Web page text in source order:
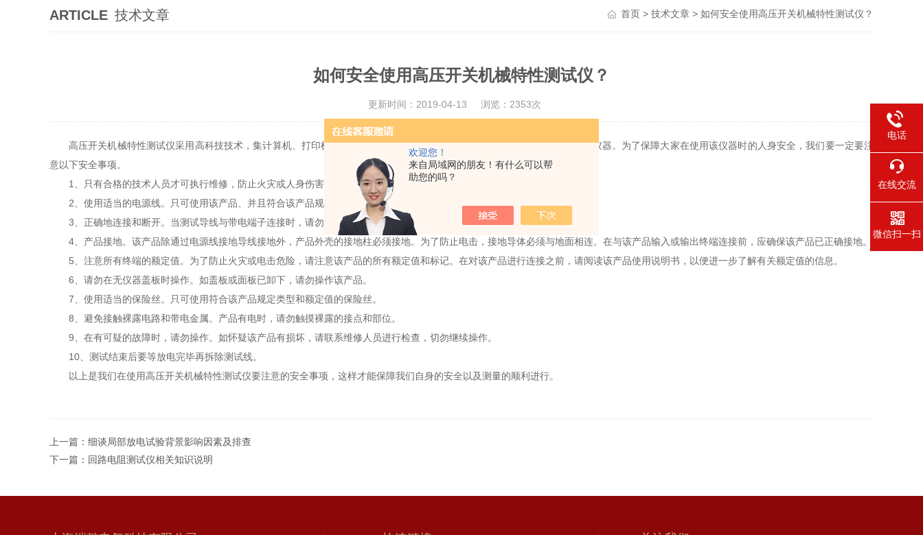
欢迎您！
来自局域网的朋友！有什么可以帮
助您的吗？
ARTICLE 技术文章 首页 > 技术文章 > 如何安全使用高压开关机械特性测试仪？
如何安全使用高压开关机械特性测试仪？
更新时间：2019-04-13 浏览：2353次
高压开关机械特性测试仪采用高科技技术，集计算机、打印机、测量接口电路、操作电源等于一体，是高压断路器检测的新仪器。为了保障大家在使用该仪器时的人身安全，我们要一定要注
意以下安全事项。
1、只有合格的技术人员才可执行维修，防止火灾或人身伤害。
2、使用适当的电源线。只可使用该产品、并且符合该产品规格的电源线。
3、正确地连接和断开。当测试导线与带电端子连接时，请勿随意连接或断开测试导线。
4、产品接地。该产品除通过电源线接地导线接地外，产品外壳的接地柱必须接地。为了防止电击，接地导体必须与地面相连。在与该产品输入或输出终端连接前，应确保该产品已正确接地。
5、注意所有终端的额定值。为了防止火灾或电击危险，请注意该产品的所有额定值和标记。在对该产品进行连接之前，请阅读该产品使用说明书，以便进一步了解有关额定值的信息。
6、请勿在无仪器盖板时操作。如盖板或面板已卸下，请勿操作该产品。
7、使用适当的保险丝。只可使用符合该产品规定类型和额定值的保险丝。
8、避免接触裸露电路和带电金属。产品有电时，请勿触摸裸露的接点和部位。
9、在有可疑的故障时，请勿操作。如怀疑该产品有损坏，请联系维修人员进行检查，切勿继续操作。
10、测试结束后要等放电完毕再拆除测试线。
以上是我们在使用高压开关机械特性测试仪要注意的安全事项，这样才能保障我们自身的安全以及测量的顺利进行。
上一篇： 细谈局部放电试验背景影响因素及排查
下一篇： 回路电阻测试仪相关知识说明
电话
在线交流
微信扫一扫